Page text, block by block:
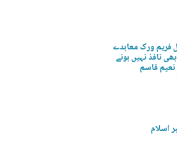
فریم ورک معاہدے
نافذ نہیں ہونے
قاسم
اسلام